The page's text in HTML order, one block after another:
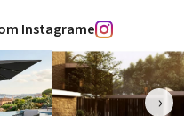
Instagrame
›